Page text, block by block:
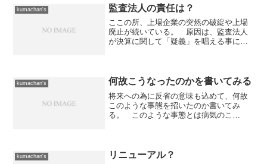
く。曰く「ウンコには...
kumachan's 監査法人の責任は？
ここの所、上場企業の突然の破綻や上場
廃止が続いている。 原因は、監査法人
が決算に関して「疑義」を唱える事によ
り、最悪のケースとしては...
kumachan's 何故こうなったのかを書いてみる
将来への為に反省の意味も込めて、何故
このような事態を招いたのか書いてみ
る。 このような事態とは病気のこ
れるのは、仕事に関して止まるこ...
kumachan's リニューアル？